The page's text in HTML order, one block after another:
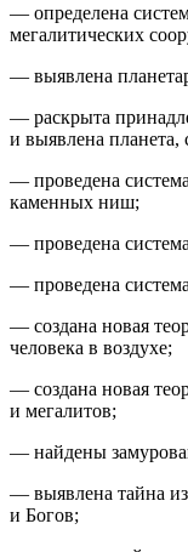
— определена
мегалитических
— выявлена
— раскрыта
и выявлена
— проведена
каменных ниш;
— проведена
— проведена
— создана новая
человека в воздухе;
— создана новая
и мегалитов;
— найдены
— выявлена тайна
и Богов;